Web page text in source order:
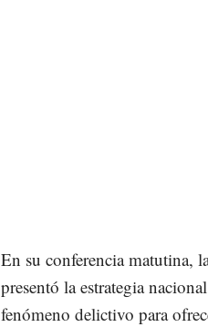
En su conferencia matutina,
presentó la estrategia
fenómeno delictivo para